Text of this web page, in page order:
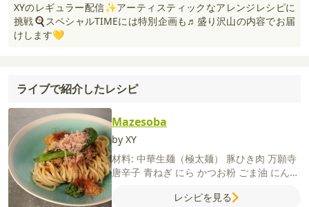
XYのレギュラー配信✨アーティスティックなアレンジレシピに
挑戦🍳スペシャルTIMEには特別企画も♬盛り沢山の内容でお届
けします💛
ライブで紹介したレシピ
Mazesoba
by XY
材料: 中華生麺（極太麺） 豚ひき肉 万願寺
唐辛子 青ねぎ にら かつお粉 ごま油 にんに
しょうゆ【A】
レシピを見る